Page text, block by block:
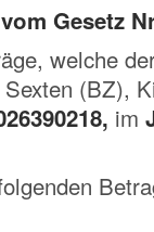
Gesetz
welche
(BZ),
im